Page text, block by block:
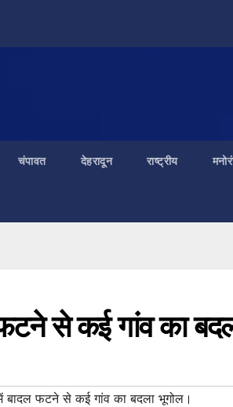
चंपावत देहरादून राष्ट्रीय
फटने से कई गांव का
में बादल फटने से कई गांव का बदला भूगोल।